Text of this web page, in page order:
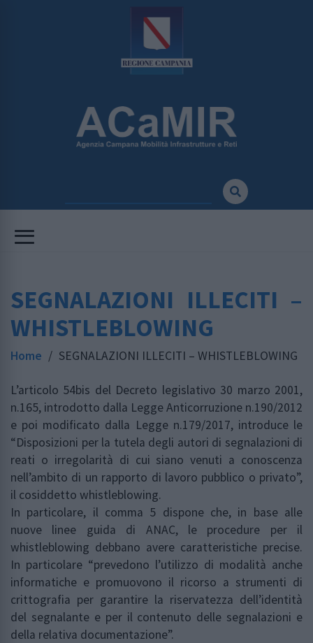
SEGNALAZIONI ILLECITI –
WHISTLEBLOWING
Home / SEGNALAZIONI ILLECITI – WHISTLEBLOWING
L’articolo 54bis del Decreto legislativo 30 marzo 2001,
n.165, introdotto dalla Legge Anticorruzione n.190/2012
e poi modificato dalla Legge n.179/2017, introduce le
“Disposizioni per la tutela degli autori di segnalazioni di
reati o irregolarità di cui siano venuti a conoscenza
nell’ambito di un rapporto di lavoro pubblico o privato”,
il cosiddetto whistleblowing.
In particolare, il comma 5 dispone che, in base alle
nuove linee guida di ANAC, le procedure per il
whistleblowing debbano avere caratteristiche precise.
In particolare “prevedono l’utilizzo di modalità anche
informatiche e promuovono il ricorso a strumenti di
crittografia per garantire la riservatezza dell’identità
del segnalante e per il contenuto delle segnalazioni e
della relativa documentazione”.